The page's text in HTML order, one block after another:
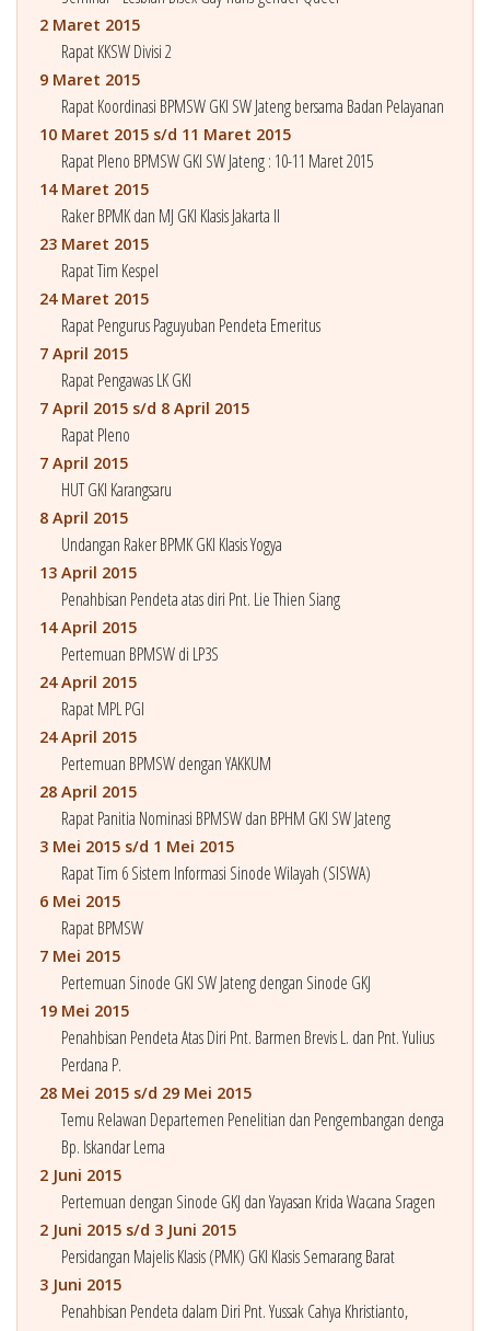
2 Maret 2015
Rapat KKSW Divisi 2
9 Maret 2015
Rapat Koordinasi BPMSW GKI SW Jateng bersama Badan Pelayanan
10 Maret 2015 s/d 11 Maret 2015
Rapat Pleno BPMSW GKI SW Jateng : 10-11 Maret 2015
14 Maret 2015
Raker BPMK dan MJ GKI Klasis Jakarta II
23 Maret 2015
Rapat Tim Kespel
24 Maret 2015
Rapat Pengurus Paguyuban Pendeta Emeritus
7 April 2015
Rapat Pengawas LK GKI
7 April 2015 s/d 8 April 2015
Rapat Pleno
7 April 2015
HUT GKI Karangsaru
8 April 2015
Undangan Raker BPMK GKI Klasis Yogya
13 April 2015
Penahbisan Pendeta atas diri Pnt. Lie Thien Siang
14 April 2015
Pertemuan BPMSW di LP3S
24 April 2015
Rapat MPL PGI
24 April 2015
Pertemuan BPMSW dengan YAKKUM
28 April 2015
Rapat Panitia Nominasi BPMSW dan BPHM GKI SW Jateng
3 Mei 2015 s/d 1 Mei 2015
Rapat Tim 6 Sistem Informasi Sinode Wilayah (SISWA)
6 Mei 2015
Rapat BPMSW
7 Mei 2015
Pertemuan Sinode GKI SW Jateng dengan Sinode GKJ
19 Mei 2015
Penahbisan Pendeta Atas Diri Pnt. Barmen Brevis L. dan Pnt. Yulius
Perdana P.
28 Mei 2015 s/d 29 Mei 2015
Temu Relawan Departemen Penelitian dan Pengembangan denga
Bp. Iskandar Lema
2 Juni 2015
Pertemuan dengan Sinode GKJ dan Yayasan Krida Wacana Sragen
2 Juni 2015 s/d 3 Juni 2015
Persidangan Majelis Klasis (PMK) GKI Klasis Semarang Barat
3 Juni 2015
Penahbisan Pendeta dalam Diri Pnt. Yussak Cahya Khristianto,